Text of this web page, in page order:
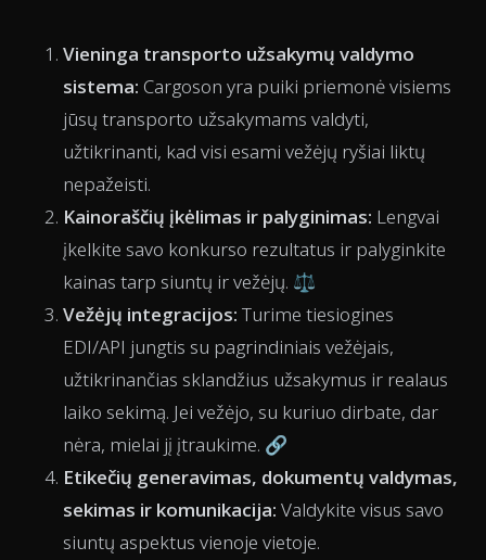
Vieninga transporto užsakymų valdymo
sistema: Cargoson yra puiki priemonė visiems
jūsų transporto užsakymams valdyti,
užtikrinanti, kad visi esami vežėjų ryšiai liktų
nepažeisti.
Kainoraščių įkėlimas ir palyginimas: Lengvai
įkelkite savo konkurso rezultatus ir palyginkite
kainas tarp siuntų ir vežėjų. ⚖️
Vežėjų integracijos: Turime tiesiogines
EDI/API jungtis su pagrindiniais vežėjais,
užtikrinančias sklandžius užsakymus ir realaus
laiko sekimą. Jei vežėjo, su kuriuo dirbate, dar
nėra, mielai jį įtraukime. 🔗
Etikečių generavimas, dokumentų valdymas,
sekimas ir komunikacija: Valdykite visus savo
siuntų aspektus vienoje vietoje.